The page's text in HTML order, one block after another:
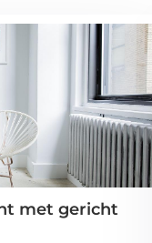
met gericht